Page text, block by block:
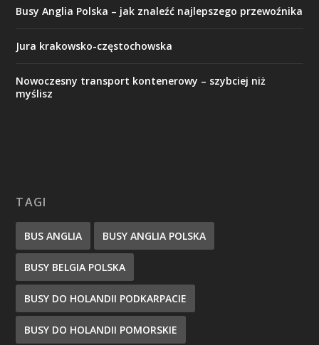
Busy Anglia Polska – jak znaleźć najlepszego przewoźnika
Jura krakowsko-częstochowska
​Nowoczesny transport kontenerowy – szybciej niż
myślisz
TAGI
BUS ANGLIA BUSY ANGLIA POLSKA
BUSY BELGIA POLSKA
BUSY DO HOLANDII PODKARPACIE
BUSY DO HOLANDII POMORSKIE